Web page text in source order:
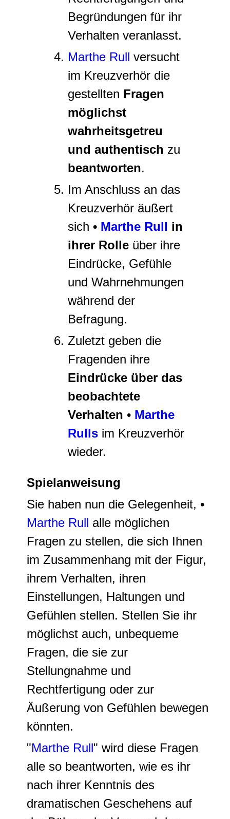
Begründungen für ihr
Verhalten veranlasst.
Marthe Rull versucht
im Kreuzverhör die
gestellten Fragen
möglichst
wahrheitsgetreu
und authentisch zu
beantworten.
Im Anschluss an das
Kreuzverhör äußert
sich • Marthe Rull in
ihrer Rolle über ihre
Eindrücke, Gefühle
und Wahrnehmungen
während der
Befragung.
Zuletzt geben die
Fragenden ihre
Eindrücke über das
beobachtete
Verhalten • Marthe
Rulls im Kreuzverhör
wieder.
Spielanweisung
Sie haben nun die Gelegenheit, •
Marthe Rull alle möglichen
Fragen zu stellen, die sich Ihnen
im Zusammenhang mit der Figur,
ihrem Verhalten, ihren
Einstellungen, Haltungen und
Gefühlen stellen. Stellen Sie ihr
möglichst auch, unbequeme
Fragen, die sie zur
Stellungnahme und
Rechtfertigung oder zur
Äußerung von Gefühlen bewegen
könnten.
"Marthe Rull" wird diese Fragen
alle so beantworten, wie es ihr
nach ihrer Kenntnis des
dramatischen Geschehens auf